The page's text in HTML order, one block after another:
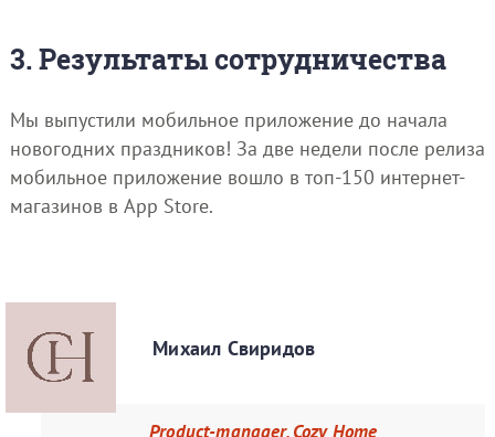
3. Результаты сотрудничества
Мы выпустили мобильное приложение до начала
новогодних праздников! За две недели после релиза
мобильное приложение вошло в топ-150 интернет-
магазинов в App Store.
Михаил Свиридов
Product-manager, Cozy Home